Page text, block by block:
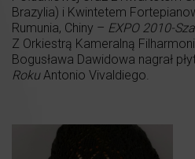
Brazylia) i Kwintetem
Rumunia, Chiny – EXPO 2010-
Z Orkiestrą Kameralną
Bogusława Dawidowa nagrał
RokuAntonio Vivaldiego.